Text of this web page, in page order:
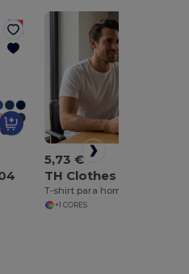
5,73 €
TH Clothes 30109
T-shirt para homem
+1 CORES